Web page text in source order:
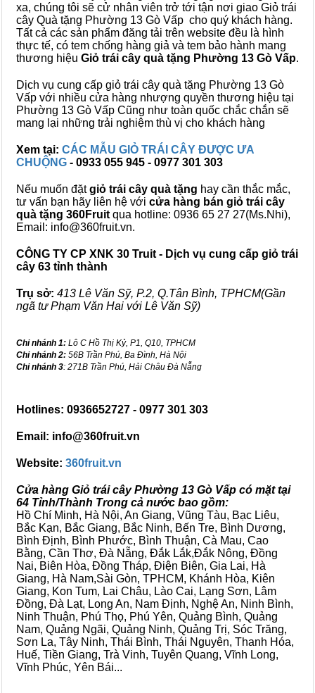
xa, chúng tôi sẽ cử nhân viên trở tới tận nơi giao Giỏ trái
cây Quà tặng Phường 13 Gò Vấp cho quý khách hàng.
Tất cả các sản phẩm đăng tải trên website đều là hình
thực tế, có tem chống hàng giả và tem bảo hành mang
thương hiệu Giỏ trái cây quà tặng Phường 13 Gò Vấp.
Dịch vụ cung cấp giỏ trái cây quà tặng Phường 13 Gò
Vấp với nhiều cửa hàng nhượng quyền thương hiệu tại
Phường 13 Gò Vấp Cũng như toàn quốc chắc chắn sẽ
mang lại những trải nghiệm thù vị cho khách hàng
Xem tại: CÁC MẪU GIỎ TRÁI CÂY ĐƯỢC ƯA
CHUỘNG - 0933 055 945 - 0977 301 303
Nếu muốn đặtgiỏ trái cây quà tặng hay cần thắc mắc,
tư vấn bạn hãy liên hệ với cửa hàng bán giỏ trái cây
quà tặng 360Fruit qua hotline: 0936 65 27 27(Ms.Nhi),
Email: info@360fruit.vn.
CÔNG TY CP XNK 30 Truit - Dịch vụ cung cấp giỏ trái
cây 63 tỉnh thành
Trụ sở: 413 Lê Văn Sỹ, P.2, Q.Tân Bình, TPHCM(Gần
ngã tư Phạm Văn Hai với Lê Văn Sỹ)
Chi nhánh 1: Lô C Hồ Thị Kỷ, P1, Q10, TPHCM
Chi nhánh 2: 56B Trần Phú, Ba Đình, Hà Nội
Chi nhánh 3: 271B Trần Phú, Hải Châu Đà Nẵng
Hotlines: 0936652727 - 0977 301 303
Email: info@360fruit.vn
Website: 360fruit.vn
Cửa hàng Giỏ trái cây Phường 13 Gò Vấp có mặt tại
64 Tỉnh/Thành Trong cả nước bao gồm:
Hồ Chí Minh, Hà Nội, An Giang, Vũng Tàu, Bạc Liêu,
Bắc Kạn, Bắc Giang, Bắc Ninh, Bến Tre, Bình Dương,
Bình Định, Bình Phước, Bình Thuận, Cà Mau, Cao
Bằng, Cần Thơ, Đà Nẵng, Đắk Lắk,Đắk Nông, Đồng
Nai, Biên Hòa, Đồng Tháp, Điện Biên, Gia Lai, Hà
Giang, Hà Nam,Sài Gòn, TPHCM, Khánh Hòa, Kiên
Giang, Kon Tum, Lai Châu, Lào Cai, Lạng Sơn, Lâm
Đồng, Đà Lạt, Long An, Nam Định, Nghệ An, Ninh Bình,
Ninh Thuận, Phú Thọ, Phú Yên, Quảng Bình, Quảng
Nam, Quảng Ngãi, Quảng Ninh, Quảng Trị, Sóc Trăng,
Sơn La, Tây Ninh, Thái Bình, Thái Nguyên, Thanh Hóa,
Huế, Tiền Giang, Trà Vinh, Tuyên Quang, Vĩnh Long,
Vĩnh Phúc, Yên Bái...